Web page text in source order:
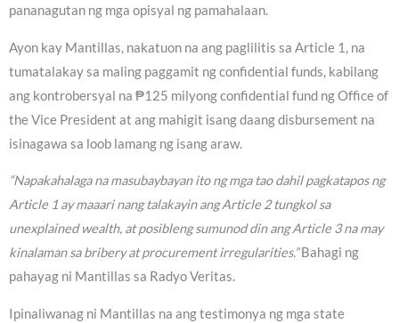
pananagutan ng mga opisyal ng pamahalaan.
Ayon kay Mantillas, nakatuon na ang paglilitis sa Article 1, na
tumatalakay sa maling paggamit ng confidential funds, kabilang
ang kontrobersyal na ₱125 milyong confidential fund ng Office of
the Vice President at ang mahigit isang daang disbursement na
isinagawa sa loob lamang ng isang araw.
“Napakahalaga na masubaybayan ito ng mga tao dahil pagkatapos ng
Article 1 ay maaari nang talakayin ang Article 2 tungkol sa
unexplained wealth, at posibleng sumunod din ang Article 3 na may
kinalaman sa bribery at procurement irregularities.”Bahagi ng
pahayag ni Mantillas sa Radyo Veritas.
Ipinaliwanag ni Mantillas na ang testimonya ng mga state